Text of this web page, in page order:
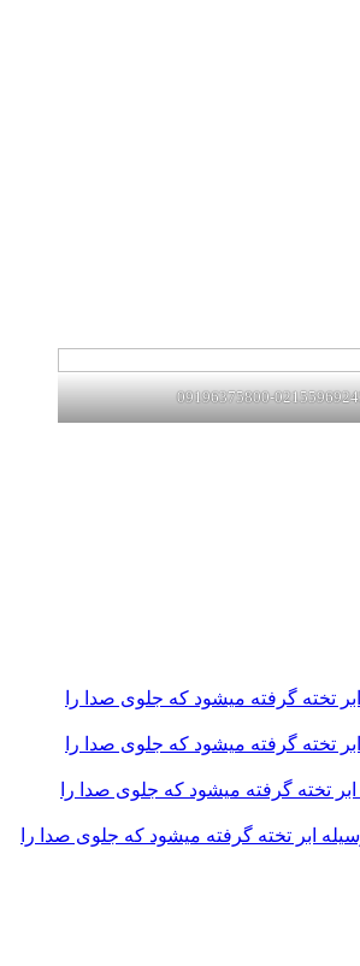
گرفته میشود که جلوی صدا را
گرفته میشود که جلوی صدا را
گرفته میشود که جلوی صدا را
تخته گرفته میشود که جلوی صدا را